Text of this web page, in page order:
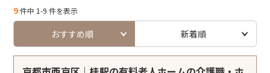
9件中 1-9 件を表示
おすすめ順 新着順